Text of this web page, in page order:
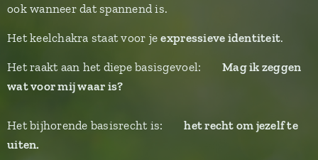
ook wanneer dat spannend is.
Het keelchakra staat voor jeexpressieve identiteit.
Het raakt aan het diepe basisgevoel: 👉Mag ik zeggen
wat voor mij waar is?
Het bijhorende basisrecht is: 👉het recht om jezelf te
uiten.